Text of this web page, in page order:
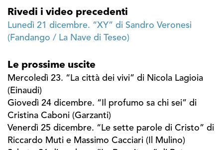
Rivedi i video precedenti
Lunedì 21 dicembre. “XY” di Sandro Veronesi
(Fandango / La Nave di Teseo)
Le prossime uscite
Mercoledì 23. “La città dei vivi” di Nicola Lagioia
(Einaudi)
Giovedì 24 dicembre. “Il profumo sa chi sei” di
Cristina Caboni (Garzanti)
Venerdì 25 dicembre. “Le sette parole di Cristo” di
Riccardo Muti e Massimo Cacciari (Il Mulino)